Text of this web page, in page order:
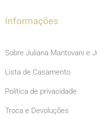
m
Informações
Sobre Juliana Mantovani e
Lista de Casamento
Política de privacidade
Troca e Devoluções